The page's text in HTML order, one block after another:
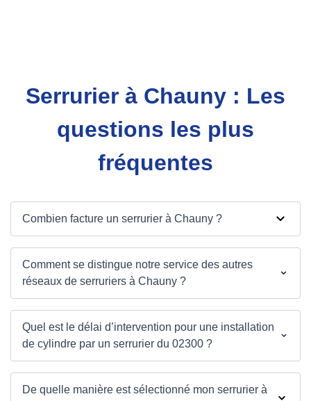
Serrurier à Chauny : Les
questions les plus
fréquentes
Combien facture un serrurier à Chauny ?
Comment se distingue notre service des autres
réseaux de serruriers à Chauny ?
Quel est le délai d’intervention pour une installation
de cylindre par un serrurier du 02300 ?
De quelle manière est sélectionné mon serrurier à